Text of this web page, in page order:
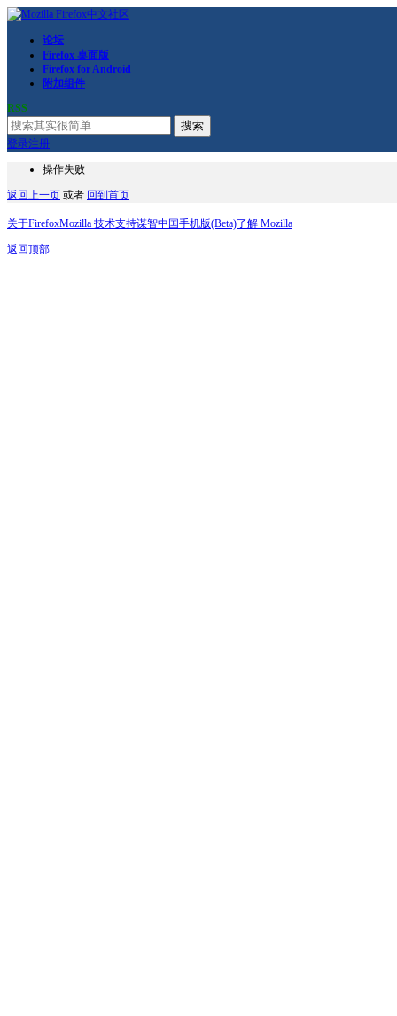
论坛
Firefox 桌面版
Firefox for Android
附加组件
RSS
搜索
登录注册
操作失败
返回上一页 或者 回到首页
关于FirefoxMozilla 技术支持谋智中国手机版(Beta)了解 Mozilla
返回顶部